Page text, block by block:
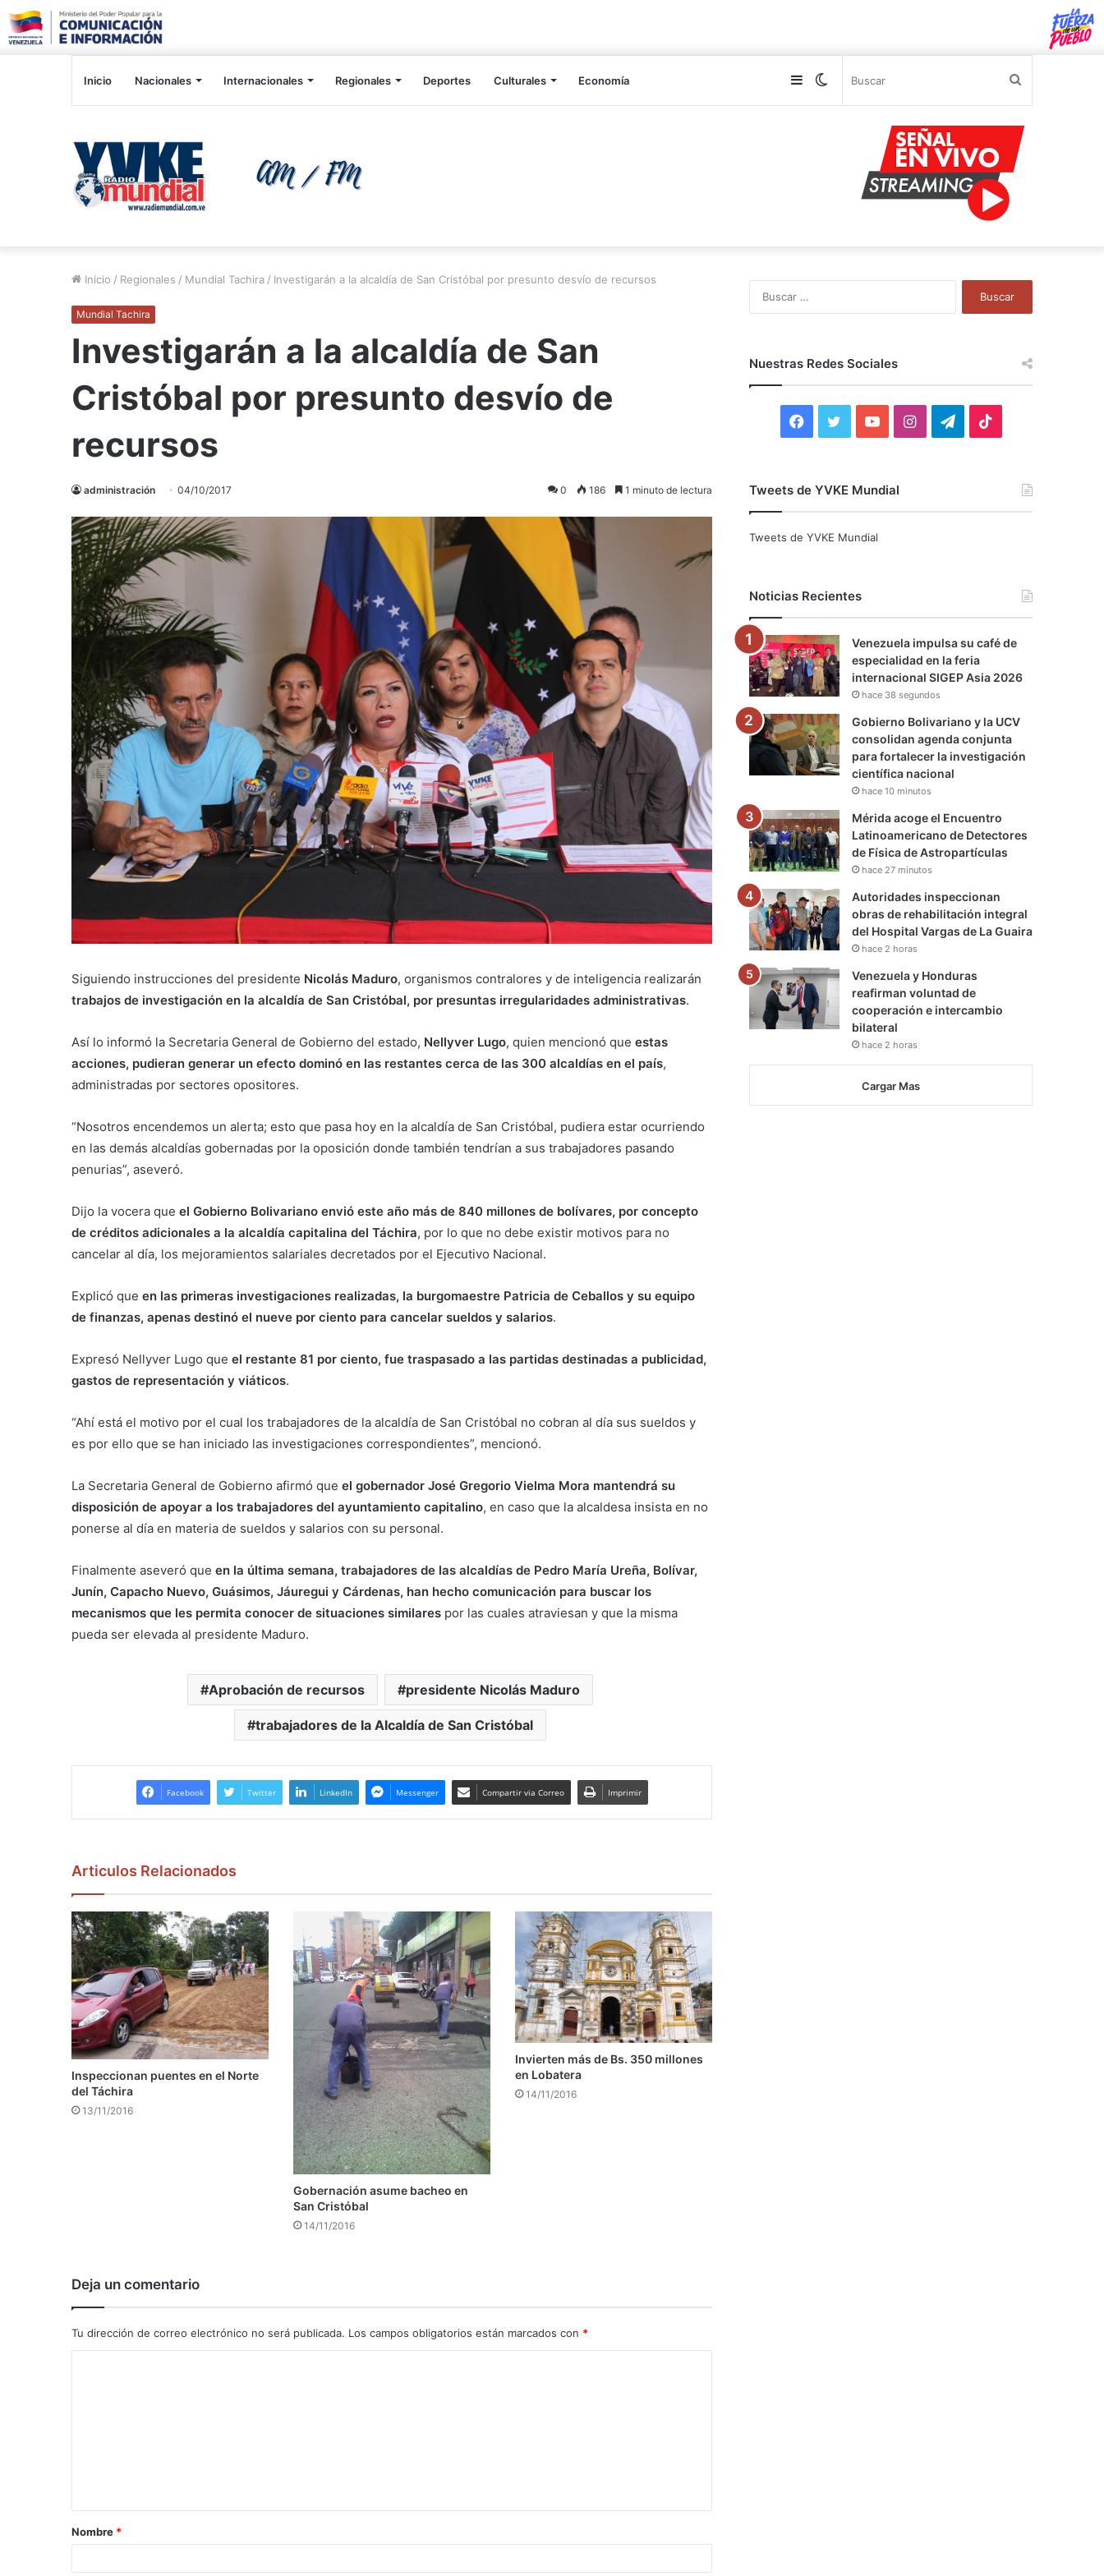
Inicio Nacionales Internacionales Regionales Deportes Culturales Economía Switch
Sidebar
Inicio / Regionales / Mundial Tachira / Investigarán a la alcaldía de San Cristóbal por presunto desvío de recursos
Mundial Tachira
Investigarán a la alcaldía de San
Cristóbal por presunto desvío de
recursos
administración 04/10/2017 0 186 1 minuto de lectura
Siguiendo instrucciones del presidente Nicolás Maduro, organismos contralores y de inteligencia realizarán
trabajos de investigación en la alcaldía de San Cristóbal, por presuntas irregularidades administrativas.
Así lo informó la Secretaria General de Gobierno del estado, Nellyver Lugo, quien mencionó que estas
acciones, pudieran generar un efecto dominó en las restantes cerca de las 300 alcaldías en el país,
administradas por sectores opositores.
“Nosotros encendemos un alerta; esto que pasa hoy en la alcaldía de San Cristóbal, pudiera estar ocurriendo
en las demás alcaldías gobernadas por la oposición donde también tendrían a sus trabajadores pasando
penurias”, aseveró.
Dijo la vocera que el Gobierno Bolivariano envió este año más de 840 millones de bolívares, por concepto
de créditos adicionales a la alcaldía capitalina del Táchira, por lo que no debe existir motivos para no
cancelar al día, los mejoramientos salariales decretados por el Ejecutivo Nacional.
Explicó que en las primeras investigaciones realizadas, la burgomaestre Patricia de Ceballos y su equipo
de finanzas, apenas destinó el nueve por ciento para cancelar sueldos y salarios.
Expresó Nellyver Lugo que el restante 81 por ciento, fue traspasado a las partidas destinadas a publicidad,
gastos de representación y viáticos.
“Ahí está el motivo por el cual los trabajadores de la alcaldía de San Cristóbal no cobran al día sus sueldos y
es por ello que se han iniciado las investigaciones correspondientes”, mencionó.
La Secretaria General de Gobierno afirmó que el gobernador José Gregorio Vielma Mora mantendrá su
disposición de apoyar a los trabajadores del ayuntamiento capitalino, en caso que la alcaldesa insista en no
ponerse al día en materia de sueldos y salarios con su personal.
Finalmente aseveró que en la última semana, trabajadores de las alcaldías de Pedro María Ureña, Bolívar,
Junín, Capacho Nuevo, Guásimos, Jáuregui y Cárdenas, han hecho comunicación para buscar los
mecanismos que les permita conocer de situaciones similares por las cuales atraviesan y que la misma
pueda ser elevada al presidente Maduro.
Aprobación de recursos presidente Nicolás Maduro
trabajadores de la Alcaldía de San Cristóbal
Facebook Twitter LinkedIn Messenger Compartir via Correo Imprimir
Articulos Relacionados
Inspeccionan puentes en el Norte
del Táchira
13/11/2016
Gobernación asume bacheo en
San Cristóbal
14/11/2016
Invierten más de Bs. 350 millones
en Lobatera
14/11/2016
Deja un comentario
Tu dirección de correo electrónico no será publicada. Los campos obligatorios están marcados con *
a
r
Nombre *
Nuestras Redes Sociales
F
c
o
k
i
r
Y
u
e
I
r
a
m
T
a
m
Tweets de YVKE Mundial
Tweets de YVKE Mundial
Noticias Recientes
Venezuela impulsa su café de
especialidad en la feria
internacional SIGEP Asia 2026
hace 38 segundos
Gobierno Bolivariano y la UCV
consolidan agenda conjunta
para fortalecer la investigación
científica nacional
hace 10 minutos
Mérida acoge el Encuentro
Latinoamericano de Detectores
de Física de Astropartículas
hace 27 minutos
Autoridades inspeccionan
obras de rehabilitación integral
del Hospital Vargas de La Guaira
hace 2 horas
Venezuela y Honduras
reafirman voluntad de
cooperación e intercambio
bilateral
hace 2 horas
Cargar Mas